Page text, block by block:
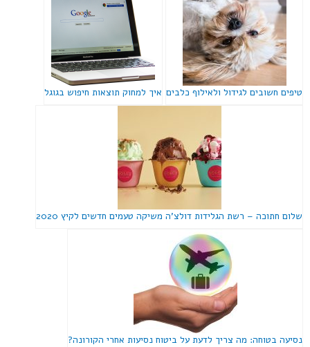
טיפים חשובים לגידול ולאילוף כלבים איך למחוק תוצאות חיפוש בגוגל
שלום חתוכה – רשת הגלידות דולצ'ה משיקה טעמים חדשים לקיץ 2020
נסיעה בטוחה: מה צריך לדעת על ביטוח נסיעות אחרי הקורונה?